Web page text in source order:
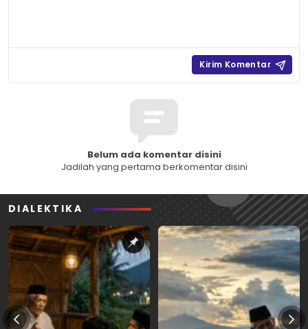
Belum ada komentar disini
Jadilah yang pertama berkomentar disini
DIALEKTIKA